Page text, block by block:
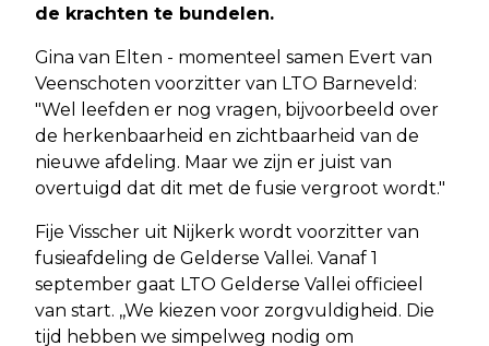
de krachten te bundelen.
Gina van Elten - momenteel samen Evert van
Veenschoten voorzitter van LTO Barneveld:
"Wel leefden er nog vragen, bijvoorbeeld over
de herkenbaarheid en zichtbaarheid van de
nieuwe afdeling. Maar we zijn er juist van
overtuigd dat dit met de fusie vergroot wordt."
Fije Visscher uit Nijkerk wordt voorzitter van
fusieafdeling de Gelderse Vallei. Vanaf 1
september gaat LTO Gelderse Vallei officieel
van start. ,,We kiezen voor zorgvuldigheid. Die
tijd hebben we simpelweg nodig om